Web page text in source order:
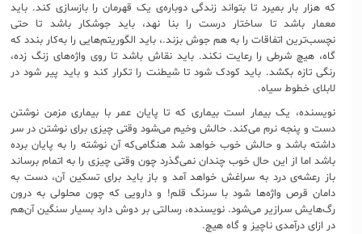
که هزار بار بمیرد تا بتواند زندگی دوباره‌ی یک قهرمان را بازسازی کند. باید
معمار باشد تا ساختار درست را بنا نهد، باید جوشکار باشد تا حتی
نچسب‌ترین اتفاقات را به هم جوش بزند.، باید الگوریتم‌هایی را به‌کار بندد که
گاه، هیچ شرطی را رعایت نکند. باید نقاش باشد تا روی واژه‌های زنگ زده،
رنگی تازه بکشد. باید کودک شود تا شیطنت را تکرار کند و باید پیر شود در
لابلای خطوط سیاه.
نویسنده، یک بیمار است بیماری که تا پایان عمر با بیماری مزمن نوشتن
دست و پنجه نرم‌ می‌کند. حالش وخیم می‌شود وقتی چیزی برای نوشتن در سر
داشته باشد و حالش خوب خواهد شد هنگامی‌که آن نوشته را به پایان برده
باشد اما از این حال خوب چندان نمی‌گذرد چون وقتی چیزی را به اتمام برساند
باز رعشه‌ی درد به سراغش خواهد آمد و باز باید برای تسکین آن، دست به
دامان قرص واژ‌ه‌ها شود با سرنگ قلم! و دارویی که چون محلولی به درون
رگ‌هایش سرازیر می‌شود. نویسنده، رسالتی بر دوش دارد بسیار سنگین آن‌هم
در ازای درآمدی ناچیز و گاه هیچ.